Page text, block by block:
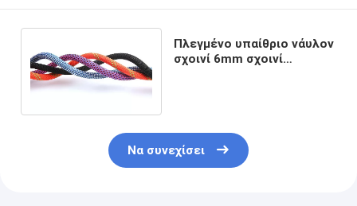
Πλεγμένο υπαίθριο νάυλον
σχοινί 6mm σχοινί
Να συνεχίσει